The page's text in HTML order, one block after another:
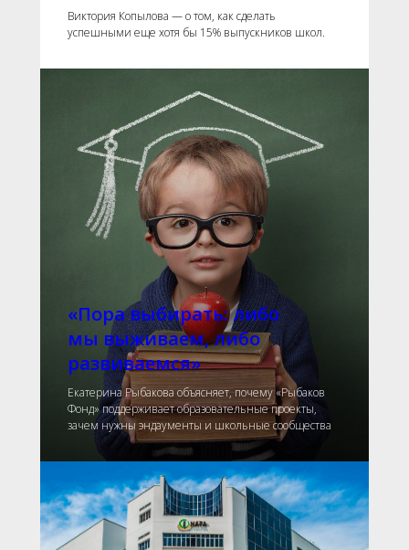
Виктория Копылова — о том, как сделать
успешными еще хотя бы 15% выпускников школ.
«Пора выбирать: либо
мы выживаем, либо
развиваемся»
Екатерина Рыбакова объясняет, почему «Рыбаков
Фонд» поддерживает образовательные проекты,
зачем нужны эндаументы и школьные сообщества